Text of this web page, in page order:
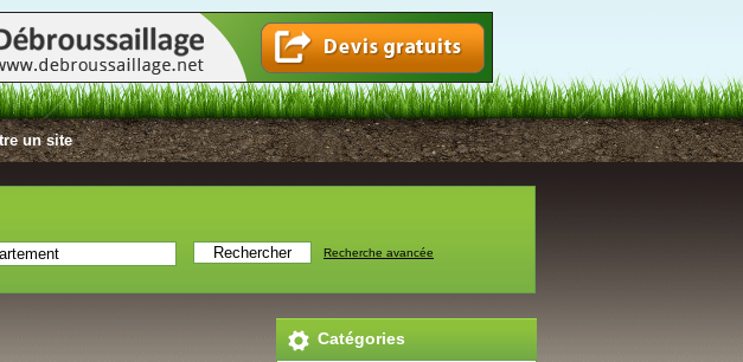
un site
Recherche avancée
Catégories